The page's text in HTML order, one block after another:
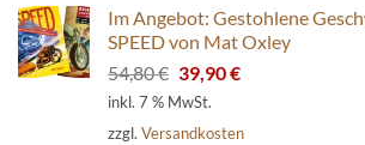
Im Angebot: Gestohlene
SPEED von Mat Oxley
54,80€ Ursprünglicher
Preis
39,90€Aktueller
inkl. 7 % MwSt.
zzgl. Versandkosten